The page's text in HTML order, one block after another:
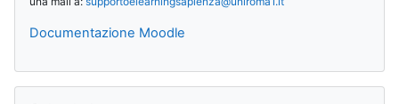
Documentazione Moodle